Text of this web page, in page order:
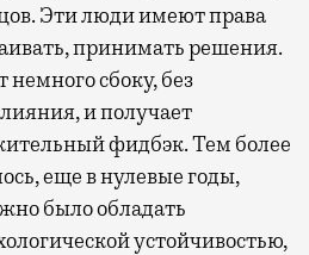
Эти люди имеют права
принимать решения.
сбоку, без
и получает
фидбэк. Тем более
еще в нулевые годы,
было обладать
устойчивостью,